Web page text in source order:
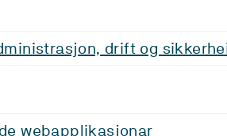
drift og
webapplikasjonar